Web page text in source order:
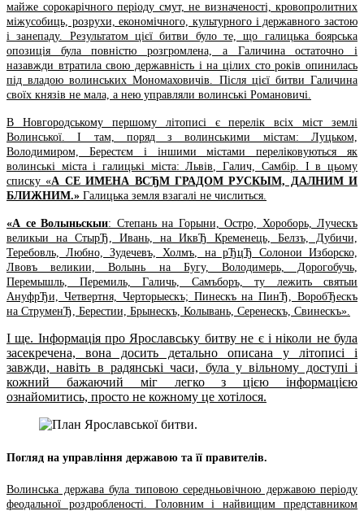
майже сорокарічного періоду смут, не визначеності, кровопролитних
міжусобиць, розрухи, економічного, культурного і державного застою
і занепаду. Результатом цієї битви було те, що галицька боярська
опозиція була повністю розгромлена, а Галичина остаточно і
назавжди втратила свою державність і на цілих сто років опинилась
під владою волинських Мономаховичів. Після цієї битви Галичина
своїх князів не мала, а нею управляли волинські Романовичі.
В Новгородському першому літописі є перелік всіх міст землі
Волинської. І там, поряд з волинськими містам: Луцьком,
Володимиром, Берестєм і іншими містами переліковуються як
волинські міста і галицькі міста: Львів, Галич, Самбір. І в цьому
списку «А СЕ ИМЕНА ВСЂМ ГРАДОМ РУСКЫМ, ДАЛНИМ И
БЛИЖНИМ.» Галицька земля взагалі не числиться.
«А се Волыньскыи: Степань на Горыни, Остро, Хороборь, Луческъ
великыи на СтырЂ, Ивань, на ИквЂ Кременець, Белзъ, Дубичи,
Теребовль, Любно, Зудечевъ, Холмъ, на рЂцЂ Солонои Изборско,
Лвовъ великии, Волынь на Бугу, Володимерь, Дорогобучь,
Перемышль, Перемиль, Галичь, Самъборъ, ту лежить святыи
АнуфрЂи, Четвертня, Черторыескъ; Пинескъ на ПинЂ, ВоробЂескъ
на СтруменЂ, Берестии, Брынескъ, Колывань, Серенескъ, Свинескъ».
І ще. Інформація про Ярославську битву не є і ніколи не була
засекречена, вона досить детально описана у літописі і
завжди, навіть в радянські часи, була у вільному доступі і
кожний бажаючий міг легко з цією інформацією
ознайомитись, просто не кожному це хотілося.
Погляд на управління державою та її правителів.
Волинська держава була типовою середньовічною державою періоду
феодальної роздробленості. Головним і найвищим представником